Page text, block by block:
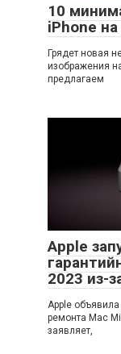
10
iPhone
Грядет новая
изображения
предлагаем
Apple
2023 из-
Apple
ремонта Mac
заявляет,